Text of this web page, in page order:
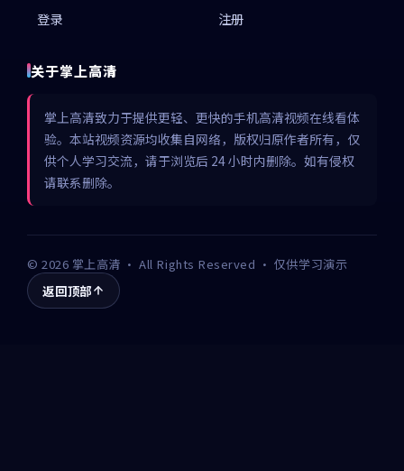
登录 注册
关于掌上高清
掌上高清致力于提供更轻、更快的手机高清视频在线看体
验。本站视频资源均收集自网络，版权归原作者所有，仅
供个人学习交流，请于浏览后 24 小时内删除。如有侵权
请联系删除。
©2026 掌上高清 · All Rights Reserved · 仅供学习演示
返回顶部